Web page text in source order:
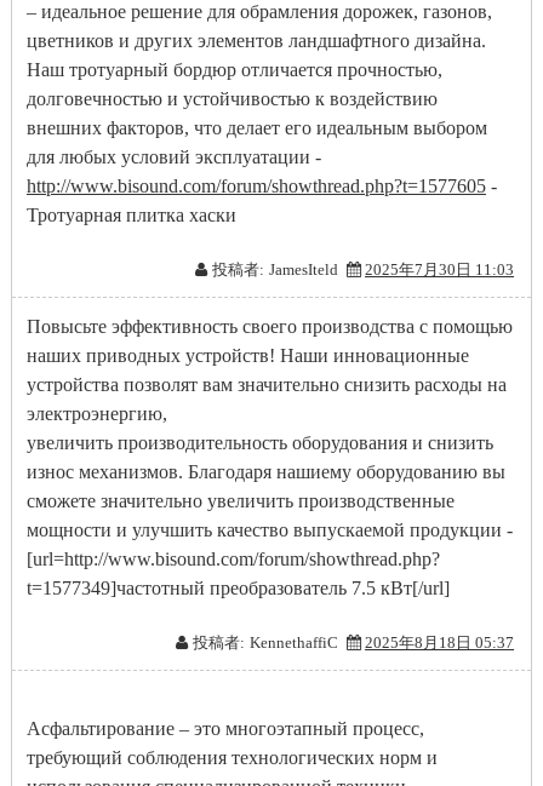
– идеальное решение для обрамления дорожек, газонов,
цветников и других элементов ландшафтного дизайна.
Наш тротуарный бордюр отличается прочностью,
долговечностью и устойчивостью к воздействию
внешних факторов, что делает его идеальным выбором
для любых условий эксплуатации -
http://www.bisound.com/forum/showthread.php?t=1577605-
Тротуарная плитка хаски
投稿者: JamesIteld 2025年7月30日 11:03
Повысьте эффективность своего производства с помощью
наших приводных устройств! Наши инновационные
устройства позволят вам значительно снизить расходы на
электроэнергию,
увеличить производительность оборудования и снизить
износ механизмов. Благодаря нашиему оборудованию вы
сможете значительно увеличить производственные
мощности и улучшить качество выпускаемой продукции -
[url=http://www.bisound.com/forum/showthread.php?
t=1577349]частотный преобразователь 7.5 кВт[/url]
投稿者: KennethaffiC 2025年8月18日 05:37
Асфальтирование – это многоэтапный процесс,
требующий соблюдения технологических норм и